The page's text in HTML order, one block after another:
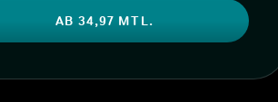
AB 34,97 MTL.